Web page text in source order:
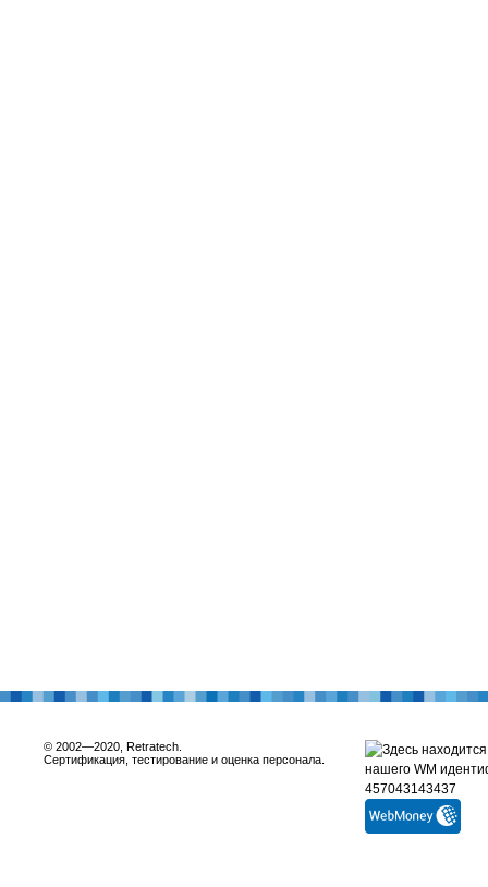
© 2002—2020, Retratech.
Сертификация, тестирование и оценка персонала.